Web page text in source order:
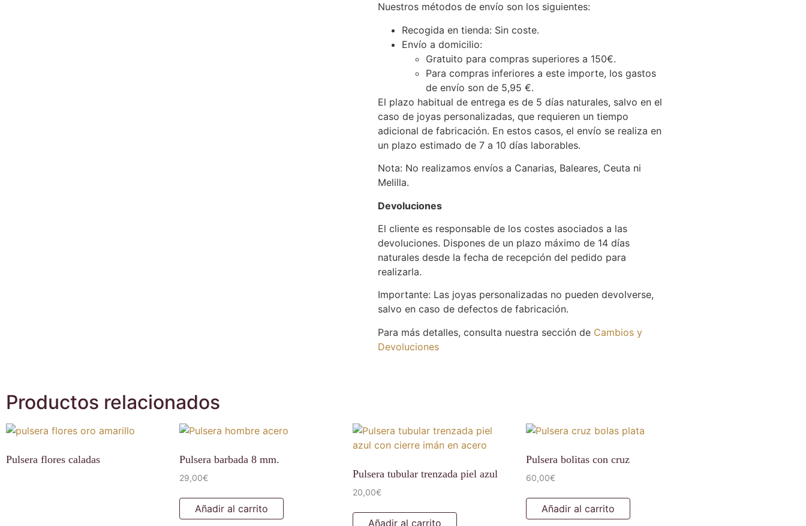
Nuestros métodos de envío son los siguientes:
Recogida en tienda: Sin coste.
Envío a domicilio:
Gratuito para compras superiores a 150€.
Para compras inferiores a este importe, los gastos
de envío son de 5,95 €.
El plazo habitual de entrega es de 5 días naturales, salvo en el
caso de joyas personalizadas, que requieren un tiempo
adicional de fabricación. En estos casos, el envío se realiza en
un plazo estimado de 7 a 10 días laborables.
Nota: No realizamos envíos a Canarias, Baleares, Ceuta ni
Melilla.
Devoluciones
El cliente es responsable de los costes asociados a las
devoluciones. Dispones de un plazo máximo de 14 días
naturales desde la fecha de recepción del pedido para
realizarla.
Importante: Las joyas personalizadas no pueden devolverse,
salvo en caso de defectos de fabricación.
Para más detalles, consulta nuestra sección de Cambios y
Devoluciones
Productos relacionados
Pulsera flores caladas Pulsera barbada 8 mm.
29,00€
Añadir al carrito
Pulsera tubular trenzada piel azul
20,00€
Añadir al carrito
Pulsera bolitas con cruz
60,00€
Añadir al carrito